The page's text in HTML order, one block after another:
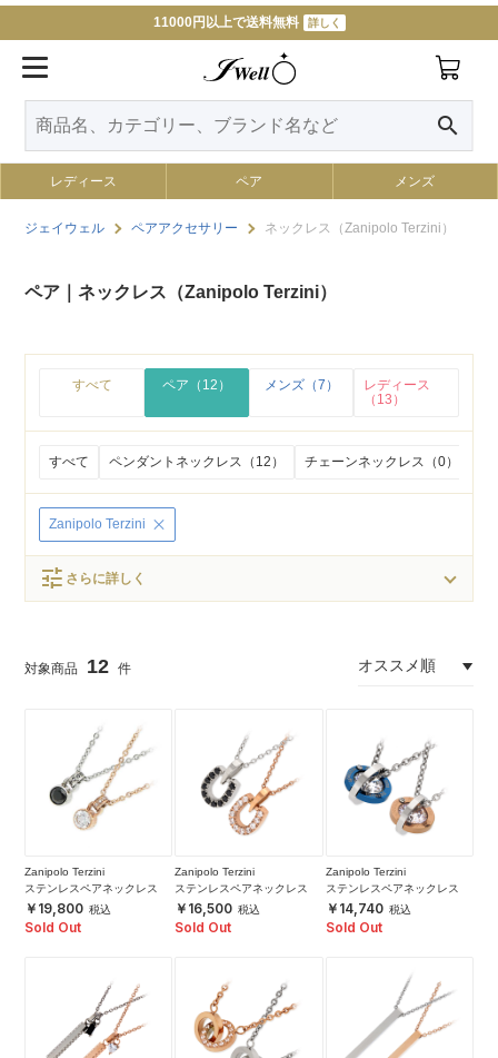
11000円以上で送料無料 詳しく
search
レディース ペア メンズ
ジェイウェル ペアアクセサリー ネックレス（Zanipolo Terzini）
ペア｜ネックレス（Zanipolo Terzini）
すべて ペア（12） メンズ（7）
レディース
（13）
すべて ペンダントネックレス（12） チェーンネックレス（0）
Zanipolo Terzini
tune さらに詳しく
12
Zanipolo Terzini
ステンレスペアネックレス
19,800
Sold Out
Zanipolo Terzini
ステンレスペアネックレス
16,500
Sold Out
Zanipolo Terzini
ステンレスペアネックレス
14,740
Sold Out